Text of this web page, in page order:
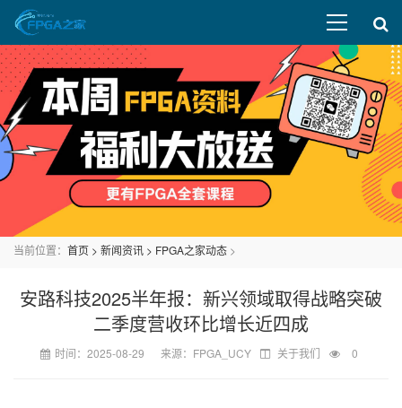
当前位置： 首页 > 新闻资讯 > FPGA之家动态 >
安路科技2025半年报：新兴领域取得战略突破
二季度营收环比增长近四成
时间：2025-08-29 来源：FPGA_UCY 关于我们 0